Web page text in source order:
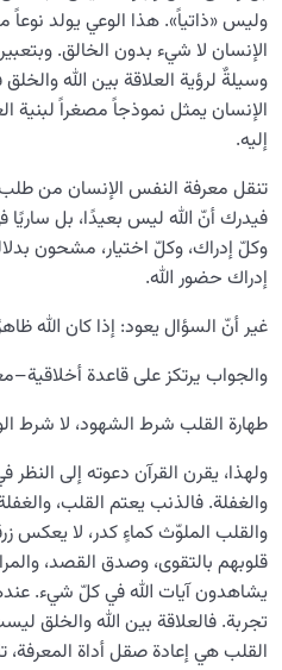
وليس «ذاتياً». هذا الوعي يولد
الإنسان لا شيء بدون الخالق.
وسيلةٌ لرؤية العلاقة بين الله
الإنسان يمثل نموذجاً مصغراً لبنية
إليه.
تنقل معرفة النفس الإنسان من
فيدرك أنّ الله ليس بعيدًا، بل
وكلّ إدراك، وكلّ اختيار، مشحون
إدراك حضور الله.
غير أنّ السؤال يعود: إذا كان الله
والجواب يرتكز على قاعدة
طهارة القلب شرط الشهود، لا شرط
ولهذا، يقرن القرآن دعوته إلى
والغفلة. فالذنب يعتم القلب،
والقلب الملوّث كماءٍ كدر، لا يعكس
قلوبهم بالتقوى، وصدق القصد،
يشاهدون آيات الله في كلّ شيء.
تجربة. فالعلاقة بين الله والخلق
القلب هي إعادة صقل أداة المعرفة،